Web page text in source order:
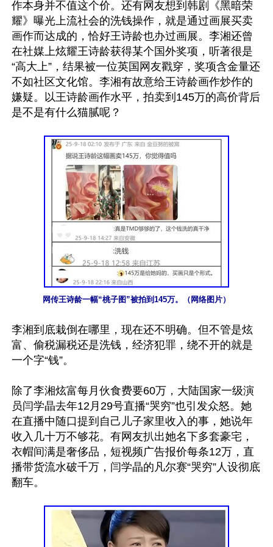
作本身并不值这个价。还有网友想到韩剧《黑暗荣
耀》曝光上流社会的洗钱操作，就是通过画展买卖
画作而达成的，恰好王诗龄也办过画展。李湘还曾
在社媒上炫耀王诗龄获得某个国外奖项，听著很是
“高大上”，结果被一位英国网友戳穿，奖项含金量还
不如社区文化馆。李湘有故意给王诗龄画作炒作的
嫌疑。以王诗龄画作水平，拍卖到145万的高价背后
是不是有什么猫腻呢？
网传王诗龄一幅“桃子图”被拍到145万。（网络图片）
李湘到底栽倒在哪里，现在还不明确。但不管是炫
富、偷税漏税还是洗钱，经济犯罪，绕不开的就是
一个字“钱”。
除了李湘炫富每月伙食费要60万，大陆国家一级演
员闫学晶去年12月29号直播“哭穷”也引发众怒。她
在直播中随口提到自己儿子家里收入的事，她说年
收入几十万不够花。有网友扒出她名下多套豪宅，
衣帽间满是奢侈品，短视频广告报价每条12万，直
播带货流水破千万，闫学晶的凡尔赛“哭穷”人设彻底
翻车。